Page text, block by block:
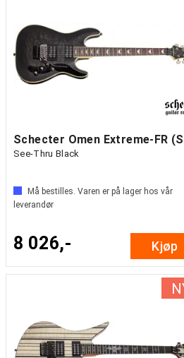
See-Thru Black
Må bestilles. Varen er på lager hos vår
leverandør
8 026,- Kjøp